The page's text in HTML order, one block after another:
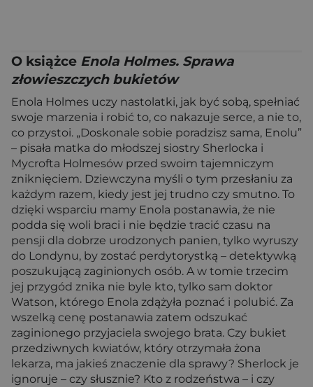
O książce Enola Holmes. Sprawa
złowieszczych bukietów
Enola Holmes uczy nastolatki, jak być sobą, spełniać
swoje marzenia i robić to, co nakazuje serce, a nie to,
co przystoi. „Doskonale sobie poradzisz sama, Enolu”
– pisała matka do młodszej siostry Sherlocka i
Mycrofta Holmesów przed swoim tajemniczym
zniknięciem. Dziewczyna myśli o tym przesłaniu za
każdym razem, kiedy jest jej trudno czy smutno. To
dzięki wsparciu mamy Enola postanawia, że nie
podda się woli braci i nie będzie tracić czasu na
pensji dla dobrze urodzonych panien, tylko wyruszy
do Londynu, by zostać perdytorystką – detektywką
poszukującą zaginionych osób. A w tomie trzecim
jej przygód znika nie byle kto, tylko sam doktor
Watson, którego Enola zdążyła poznać i polubić. Za
wszelką cenę postanawia zatem odszukać
zaginionego przyjaciela swojego brata. Czy bukiet
przedziwnych kwiatów, który otrzymała żona
lekarza, ma jakieś znaczenie dla sprawy? Sherlock je
ignoruje – czy słusznie? Kto z rodzeństwa – i czy